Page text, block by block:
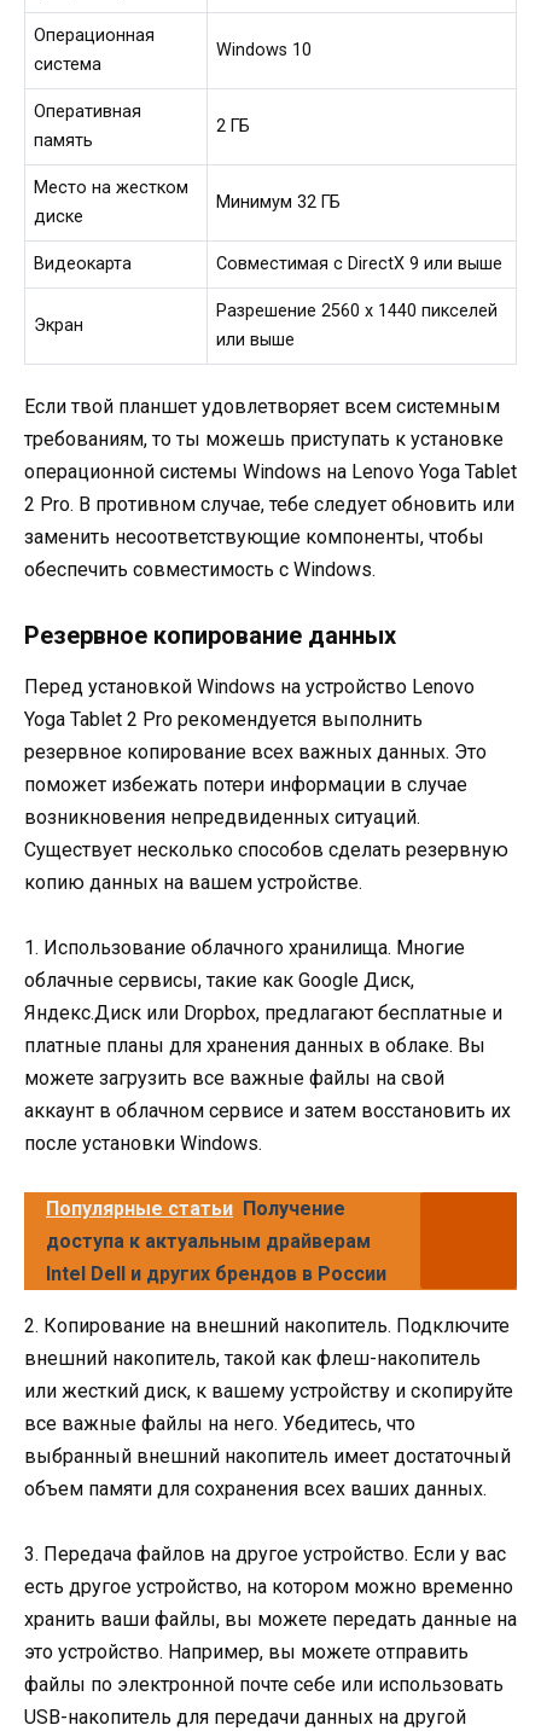
Операционная
система
Windows 10
Оперативная
память
2 ГБ
Место на жестком
диске
Минимум 32 ГБ
Видеокарта Совместимая с DirectX 9 или выше
Экран
Разрешение 2560 x 1440 пикселей
или выше
Если твой планшет удовлетворяет всем системным
требованиям, то ты можешь приступать к установке
операционной системы Windows на Lenovo Yoga Tablet
2 Pro. В противном случае, тебе следует обновить или
заменить несоответствующие компоненты, чтобы
обеспечить совместимость с Windows.
Резервное копирование данных
Перед установкой Windows на устройство Lenovo
Yoga Tablet 2 Pro рекомендуется выполнить
резервное копирование всех важных данных. Это
поможет избежать потери информации в случае
возникновения непредвиденных ситуаций.
Существует несколько способов сделать резервную
копию данных на вашем устройстве.
1. Использование облачного хранилища. Многие
облачные сервисы, такие как Google Диск,
Яндекс.Диск или Dropbox, предлагают бесплатные и
платные планы для хранения данных в облаке. Вы
можете загрузить все важные файлы на свой
аккаунт в облачном сервисе и затем восстановить их
после установки Windows.
Популярные статьи Получение
доступа к актуальным драйверам
Intel Dell и других брендов в России
2. Копирование на внешний накопитель. Подключите
внешний накопитель, такой как флеш-накопитель
или жесткий диск, к вашему устройству и скопируйте
все важные файлы на него. Убедитесь, что
выбранный внешний накопитель имеет достаточный
объем памяти для сохранения всех ваших данных.
3. Передача файлов на другое устройство. Если у вас
есть другое устройство, на котором можно временно
хранить ваши файлы, вы можете передать данные на
это устройство. Например, вы можете отправить
файлы по электронной почте себе или использовать
USB-накопитель для передачи данных на другой